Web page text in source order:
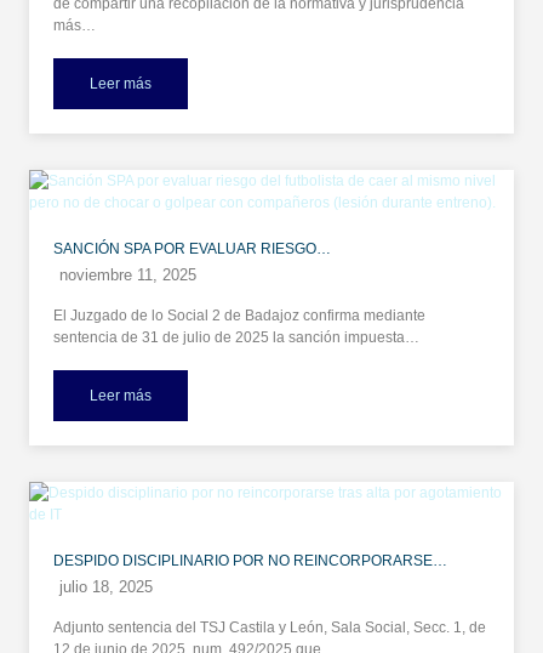
de compartir una recopilación de la normativa y jurisprudencia
más…
Leer más
SANCIÓN SPA POR EVALUAR RIESGO…
noviembre 11, 2025
El Juzgado de lo Social 2 de Badajoz confirma mediante
sentencia de 31 de julio de 2025 la sanción impuesta…
Leer más
DESPIDO DISCIPLINARIO POR NO REINCORPORARSE…
julio 18, 2025
Adjunto sentencia del TSJ Castila y León, Sala Social, Secc. 1, de
12 de junio de 2025, num. 492/2025 que…